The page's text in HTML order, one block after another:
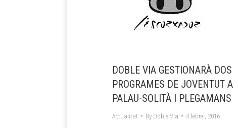
DOBLE VIA GESTIONARÀ DOS
PROGRAMES DE JOVENTUT A
PALAU-SOLITÀ I PLEGAMANS
Actualitat By Doble Via 4 febrer, 2016